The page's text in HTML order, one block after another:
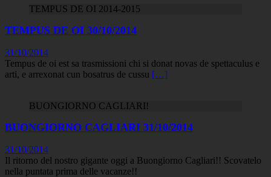
TEMPUS DE OI 2014-2015
TEMPUS DE OI 30/10/2014
31/10/2014
Tempus de oi est sa trasmissioni chi si donat novas de spettaculus e
arti, e arrexonat cun bosatrus de cussu […]
BUONGIORNO CAGLIARI!
BUONGIORNO CAGLIARI 31/10/2014
31/10/2014
Il ritorno del nostro gigante oggi a Buongiorno Cagliari!! Scovatelo
nella puntata prima delle vacanze!!